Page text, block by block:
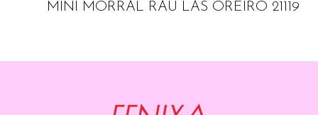
MINI MORRAL RAU LAS OREIRO 21119